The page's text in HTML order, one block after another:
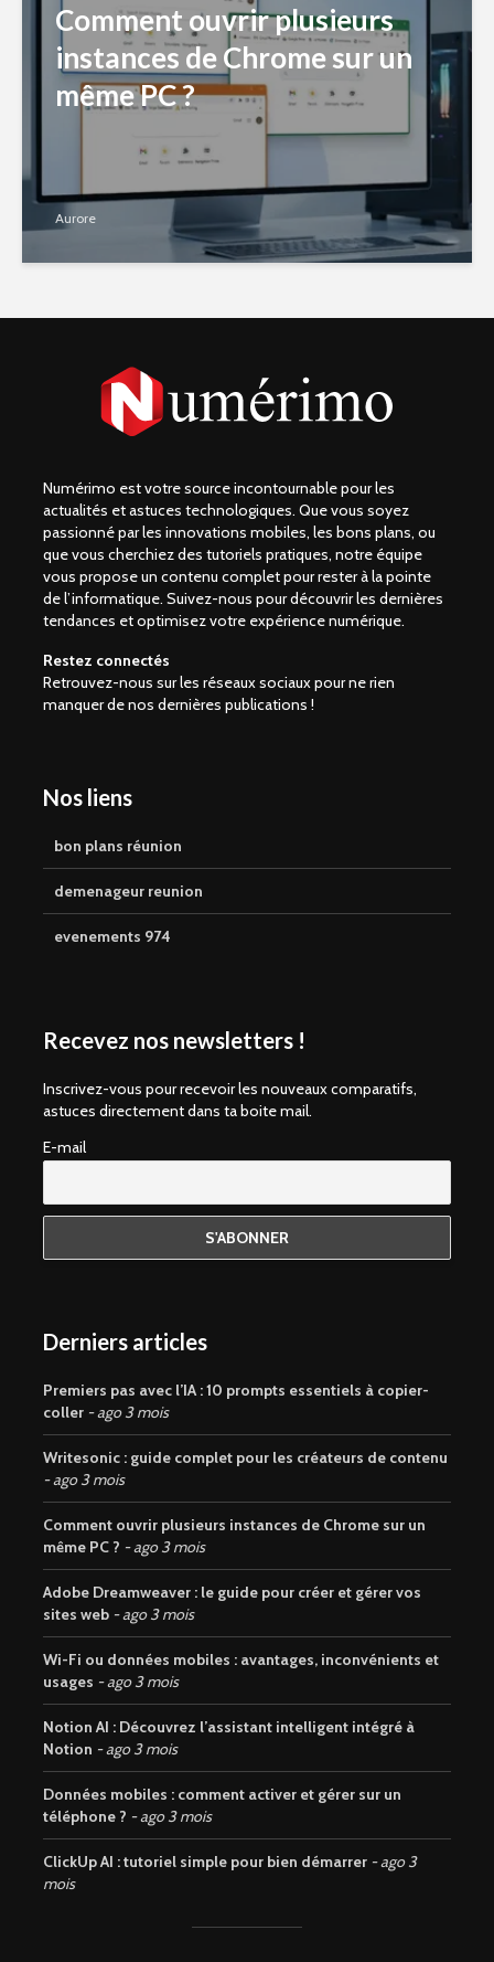
Comment ouvrir plusieurs
instances de Chrome sur un
même PC ?
Aurore
Numérimo est votre source incontournable pour les
actualités et astuces technologiques. Que vous soyez
passionné par les innovations mobiles, les bons plans, ou
que vous cherchiez des tutoriels pratiques, notre équipe
vous propose un contenu complet pour rester à la pointe
de l’informatique. Suivez-nous pour découvrir les dernières
tendances et optimisez votre expérience numérique.
Restez connectés
Retrouvez-nous sur les réseaux sociaux pour ne rien
manquer de nos dernières publications !
Nos liens
bon plans réunion
demenageur reunion
evenements 974
Recevez nos newsletters !
Inscrivez-vous pour recevoir les nouveaux comparatifs,
astuces directement dans ta boite mail.
E-mail
Derniers articles
Premiers pas avec l’IA : 10 prompts essentiels à copier-
coller
ago 3 mois
Writesonic : guide complet pour les créateurs de contenu
ago 3 mois
Comment ouvrir plusieurs instances de Chrome sur un
même PC ?
ago 3 mois
Adobe Dreamweaver : le guide pour créer et gérer vos
sites web
ago 3 mois
Wi-Fi ou données mobiles : avantages, inconvénients et
usages
ago 3 mois
Notion AI : Découvrez l’assistant intelligent intégré à
Notion
ago 3 mois
Données mobiles : comment activer et gérer sur un
téléphone ?
ago 3 mois
ClickUp AI : tutoriel simple pour bien démarrer
ago 3
mois